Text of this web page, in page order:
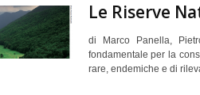
Le Riserve
di Marco Panella,
fondamentale per la
rare, endemiche e di